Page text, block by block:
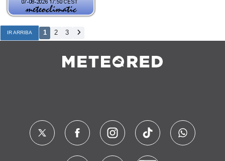
IR ARRIBA 1 2 3